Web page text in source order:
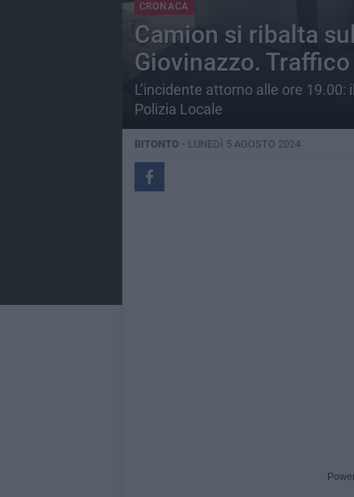
CRONACA
Camion si ribalta
Giovinazzo.
L’incidente attorno alle ore
Polizia Locale
BITONTO - LUNEDÌ 5 AGOSTO 2024